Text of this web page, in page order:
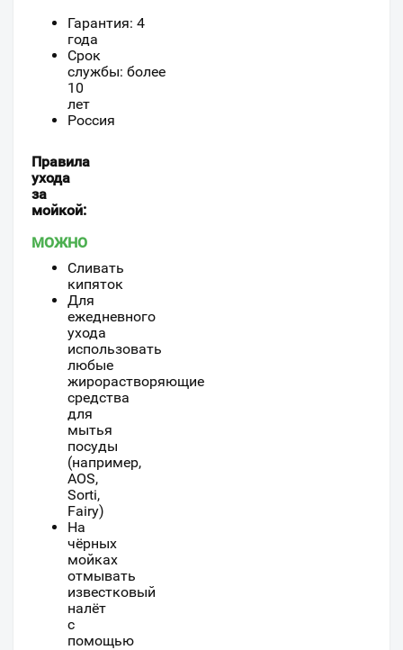
Гарантия: 4
года
Срок
службы: более
10
лет
Россия
Правила
ухода
за
мойкой:
МОЖНО
Cливать
кипяток
Для
ежедневного
ухода
использовать
любые
жирорастворяющие
средства
для
мытья
посуды
(например,
AOS,
Sorti,
Fairy)
На
чёрных
мойках
отмывать
известковый
налёт
с
помощью